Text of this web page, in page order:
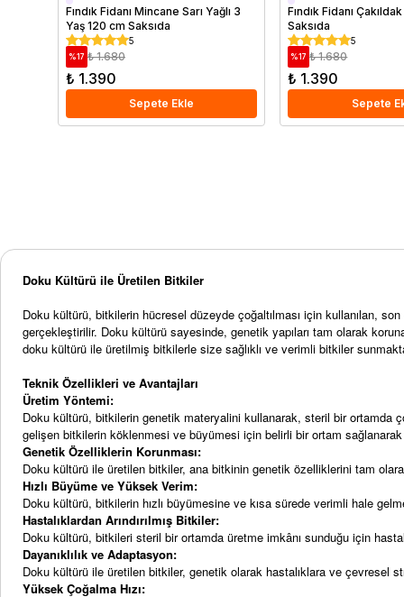
Saksıda
Fındık Fidanı Mincane Sarı Yağlı 3
Yaş 120 cm Saksıda
5
%17 ₺ 1.680
₺ 1.390
Sepete Ekle
Saksıda
Fındık Fidanı
Saksıda
5
%17 ₺ 1.680
₺ 1.390
Sepete
Doku Kültürü ile Üretilen Bitkiler
Doku kültürü, bitkilerin hücresel düzeyde çoğaltılması için kullanılan,
gerçekleştirilir. Doku kültürü sayesinde, genetik yapıları tam olarak
doku kültürü ile üretilmiş bitkilerle size sağlıklı ve verimli bitkiler
Teknik Özellikleri ve Avantajları
Üretim Yöntemi:
Doku kültürü, bitkilerin genetik materyalini kullanarak, steril bir ortamda
gelişen bitkilerin köklenmesi ve büyümesi için belirli bir ortam sağlanarak
Genetik Özelliklerin Korunması:
Doku kültürü ile üretilen bitkiler, ana bitkinin genetik özelliklerini tam
Hızlı Büyüme ve Yüksek Verim:
Doku kültürü, bitkilerin hızlı büyümesine ve kısa sürede verimli hale
Hastalıklardan Arındırılmış Bitkiler:
Doku kültürü, bitkileri steril bir ortamda üretme imkânı sunduğu için
Dayanıklılık ve Adaptasyon:
Doku kültürü ile üretilen bitkiler, genetik olarak hastalıklara ve çevresel
Yüksek Çoğalma Hızı: